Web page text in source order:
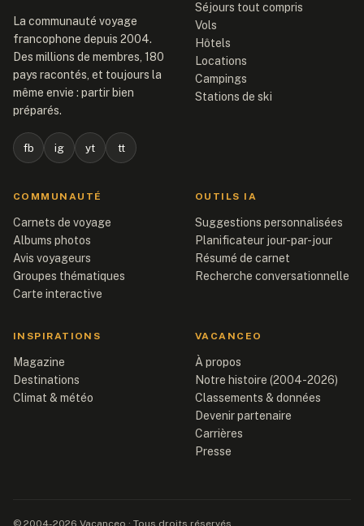
La communauté voyage
francophone depuis 2004.
Des millions de membres, 180
pays racontés, et toujours la
même envie : partir bien
préparés.
fb ig yt tt
Séjours tout compris
Vols
Hôtels
Locations
Campings
Stations de ski
COMMUNAUTÉ
Carnets de voyage
Albums photos
Avis voyageurs
Groupes thématiques
Carte interactive
OUTILS IA
Suggestions personnalisées
Planificateur jour-par-jour
Résumé de carnet
Recherche conversationnelle
INSPIRATIONS
Magazine
Destinations
Climat & météo
VACANCEO
À propos
Notre histoire (2004-2026)
Classements & données
Devenir partenaire
Carrières
Presse
© 2004-2026 Vacanceo · Tous droits réservés